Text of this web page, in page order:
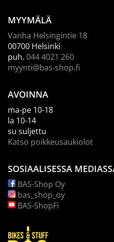
MYYMÄLÄ
Vanha Helsingintie 18
00700 Helsinki
puh. 044 4021 260
myynti@bas-shop.fi
AVOINNA
ma-pe 10-18
la 10-14
su suljettu
Katso poikkeusaukiolot
SOSIAALISESSA
BAS-Shop Oy
bas_shop_oy
BAS-ShopFi